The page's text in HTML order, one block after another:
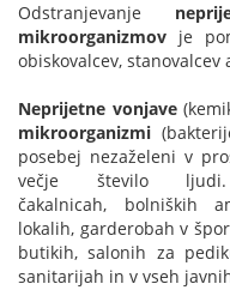
Odstranjevanje
mikroorganizmov je
obiskovalcev,
Neprijetne vonjave
mikroorganizmi
posebej nezaželeni v
večje število
čakalnicah, bolniških
lokalih, garderobah v
butikih, salonih za
sanitarijah in v vseh